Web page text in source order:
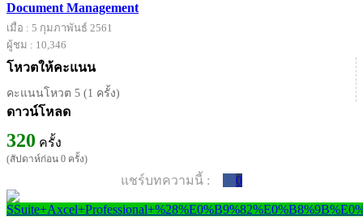
Document Management
เมื่อ : 5 กุมภาพันธ์ 2561
ผู้ชม : 10,346
โหวตให้คะแนน
คะแนนโหวต 5 (1 ครั้ง)
ดาวน์โหลด
320 ครั้ง
(สัปดาห์ก่อน 0 ครั้ง)
แชร์บทความนี้ : 0